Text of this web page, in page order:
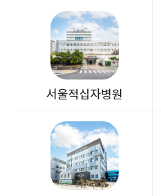
서울적십자병원
(새 창)
(새 창)